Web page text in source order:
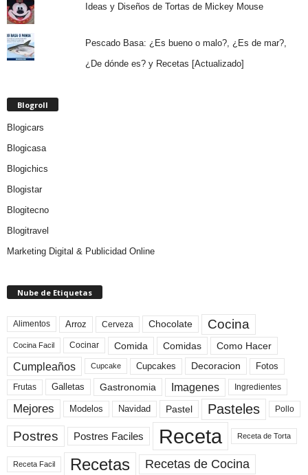
Ideas y Diseños de Tortas de Mickey Mouse
Pescado Basa: ¿Es bueno o malo?, ¿Es de mar?,
¿De dónde es? y Recetas [Actualizado]
Blogroll
Blogicars
Blogicasa
Blogichics
Blogistar
Blogitecno
Blogitravel
Marketing Digital & Publicidad Online
Nube de Etiquetas
Alimentos Arroz Cerveza Chocolate Cocina
Cocina Facil Cocinar Comida Comidas Como Hacer
Cumpleaños Cupcake Cupcakes Decoracion Fotos
Frutas Galletas Gastronomia Imagenes Ingredientes
Mejores Modelos Navidad Pastel Pasteles Pollo
Postres Postres Faciles Receta Receta de Torta
Receta Facil Recetas Recetas de Cocina